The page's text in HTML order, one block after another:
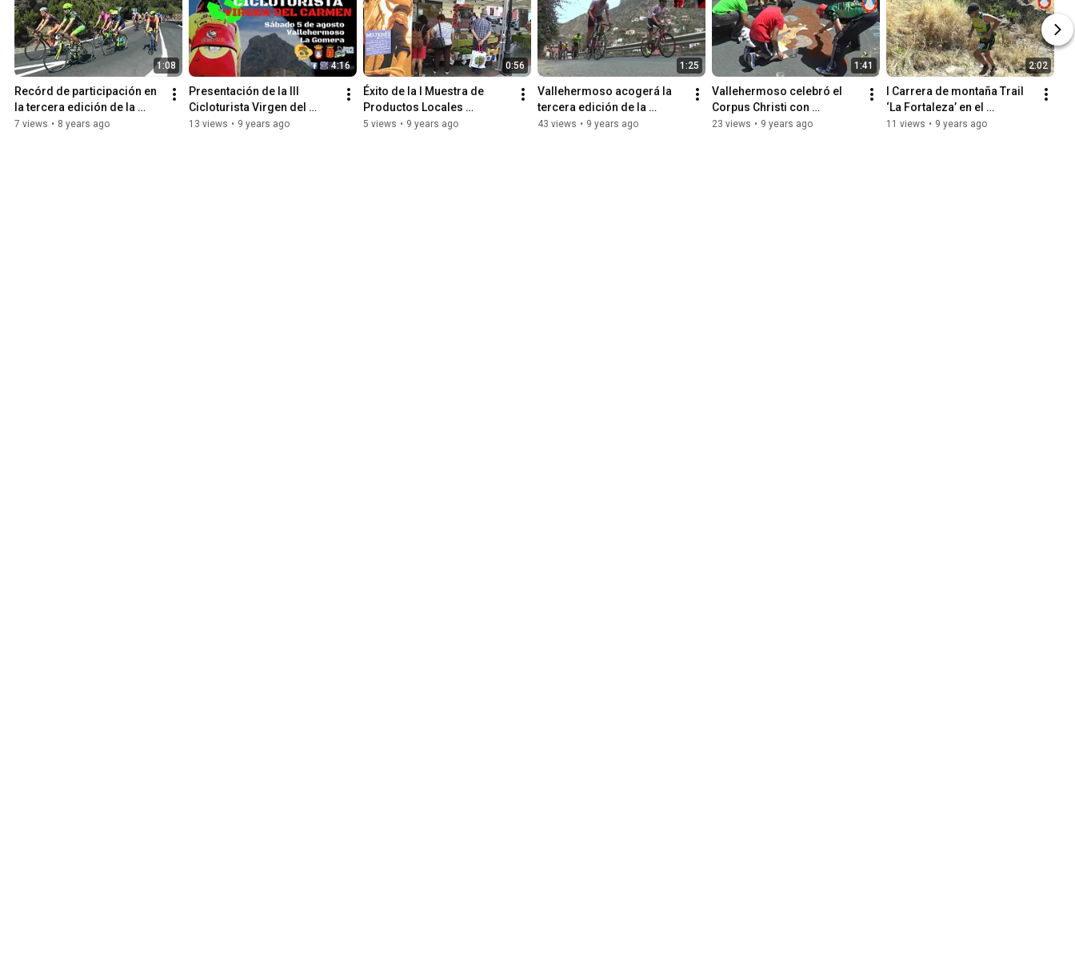
1:08
Recórd de participación en
la tercera edición de la
Cicloturista Virgen del
7 views • 8 years ago
4:16
Presentación de la III
Cicloturista Virgen del
Carmen en Vallehermoso
13 views • 9 years ago
0:56
Éxito de la I Muestra de
Productos Locales
celebrada en el municipio
5 views • 9 years ago
1:25
Vallehermoso acogerá la
tercera edición de la
Cicloturista Virgen del
43 views • 9 years ago
1:41
Vallehermoso celebró el
Corpus Christi con
devoción y mucha
23 views • 9 years ago
2:02
I Carrera de montaña Trail
‘La Fortaleza’ en el
municipio de Vallehermoso
11 views • 9 years ago